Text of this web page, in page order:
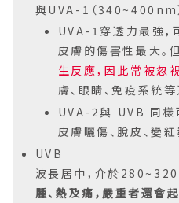
與UVA-1（340~400nm
UVA-1穿透力最強，
皮膚的傷害性最大。但
生反應，因此常被忽
膚、眼睛、免疫系統
UVA-2與 UVB 同樣
皮膚曬傷、脫皮、變
UVB
波長居中，介於280~320
腫、熱及痛，嚴重者還會